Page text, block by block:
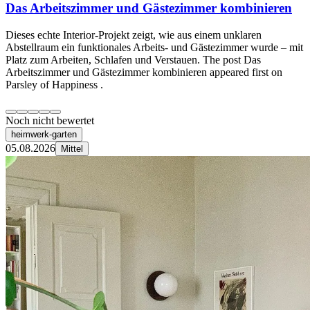
Das Arbeitszimmer und Gästezimmer kombinieren
Dieses echte Interior-Projekt zeigt, wie aus einem unklaren
Abstellraum ein funktionales Arbeits- und Gästezimmer wurde – mit
Platz zum Arbeiten, Schlafen und Verstauen. The post Das
Arbeitszimmer und Gästezimmer kombinieren appeared first on
Parsley of Happiness .
Noch nicht bewertet
heimwerk-garten
05.08.2026 Mittel